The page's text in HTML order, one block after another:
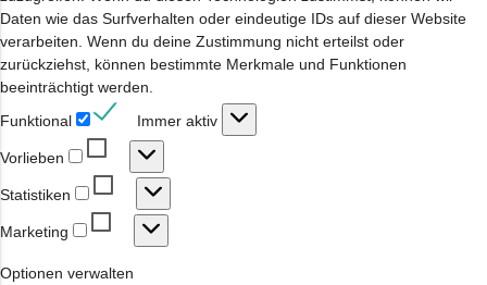
Daten wie das Surfverhalten oder eindeutige IDs auf dieser Website
verarbeiten. Wenn du deine Zustimmung nicht erteilst oder
zurückziehst, können bestimmte Merkmale und Funktionen
beeinträchtigt werden.
Funktional
Immer aktiv
Vorlieben
Vorlieben
Statistiken
Statistiken
Marketing
Marketing
Optionen verwalten